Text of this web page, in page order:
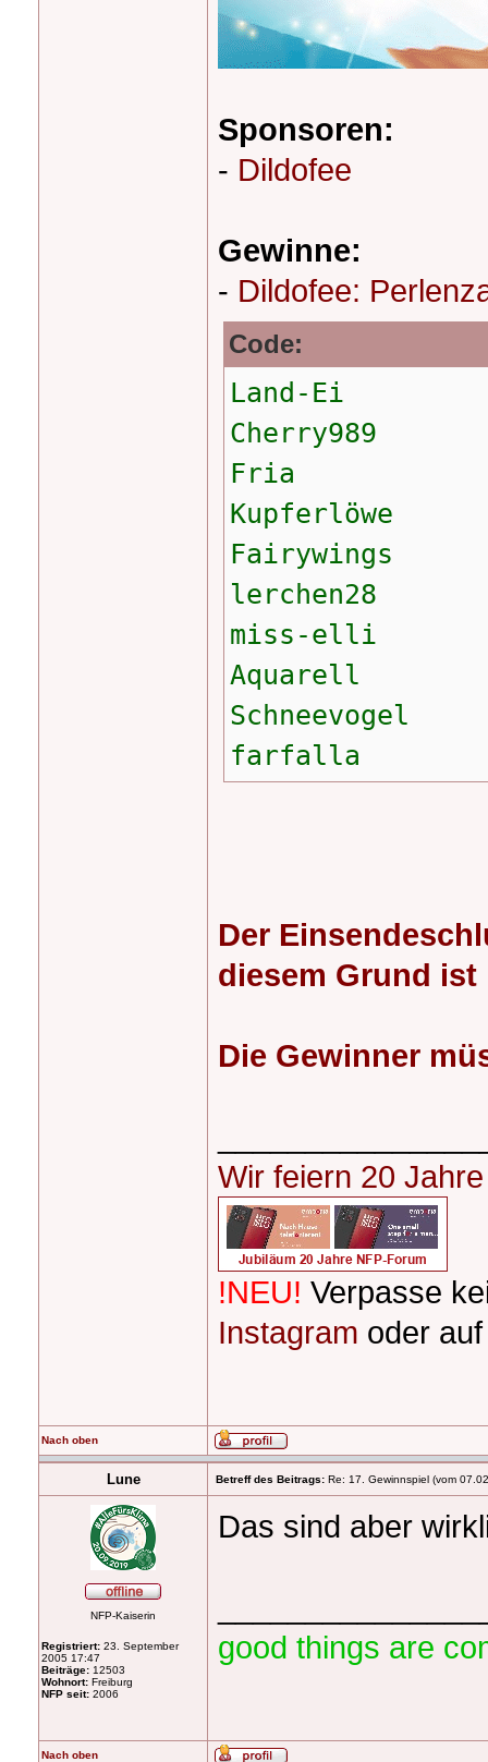
Sponsoren:
- Dildofee
Gewinne:
- Dildofee:
Code:
Land-Ei
Cherry989
Fria
Kupferlöwe
Fairywings
lerchen28
miss-elli
Aquarell
Schneevogel
farfalla
Der
diesem Grund ist
Die Gewinner
Wir feiern 20
!NEU! Verpasse
Instagram oder
Nach oben
Lune Betreff des Beitrags: Re: 17. Gewinnspiel (vom
NFP-Kaiserin
Registriert: 23. September
2005 17:47
Beiträge: 12503
Wohnort: Freiburg
NFP seit: 2006
Das sind aber
good things are
Nach oben